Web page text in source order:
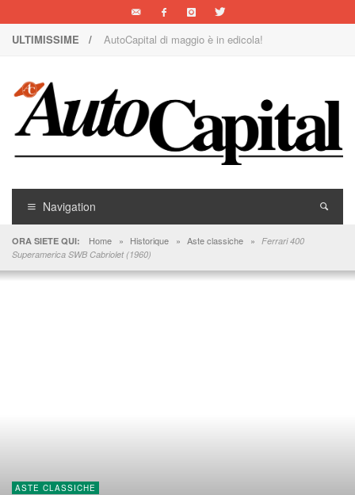
ULTIMISSIME / AutoCapital di maggio è in edicola!
1000 Miglia: un team rosa sulla rossa
Il Concorso Villa d’Este è ai nastri di partenza
I SUV Premium Omoda & Jaecoo
AutoCapital di marzo è in edicola!
AutoCapital di giugno è in edicola!
Navigation
ORA SIETE QUI: Home » Historique » Aste classiche »
Ferrari 400
Superamerica SWB Cabriolet (1960)
ASTE CLASSICHE